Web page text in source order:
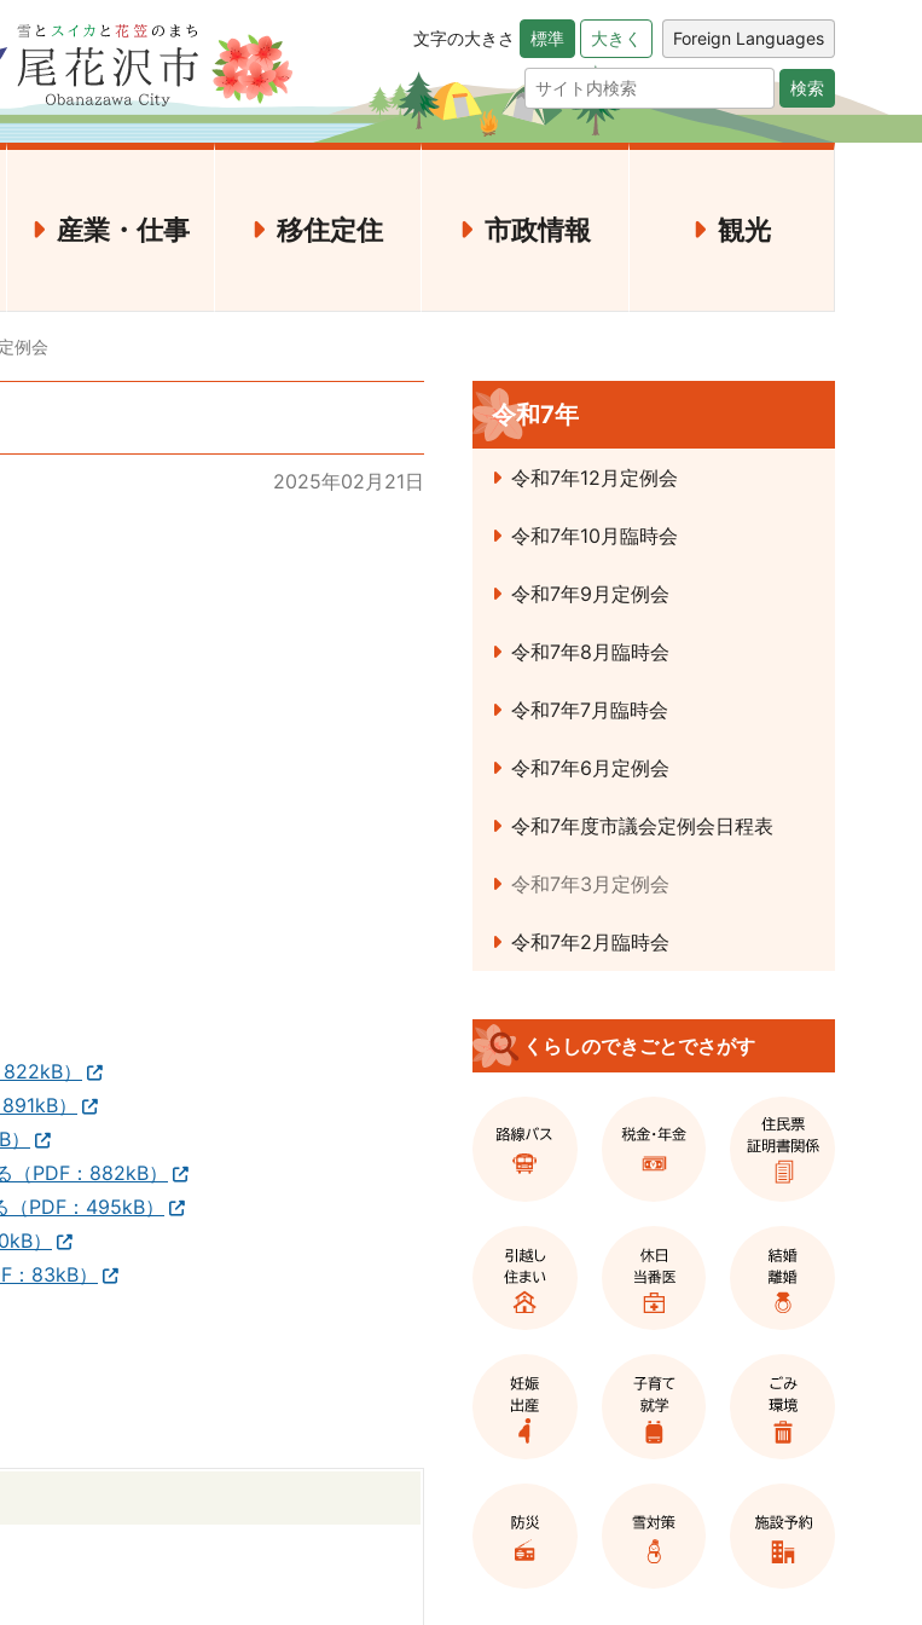
文字の大きさ 標準 大きく Foreign Languages
検索
産業・仕事 移住定住 市政情報 観光
例会
2025年02月21日
）
）
（PDF：882kB）
PDF：495kB）
）
83kB）
令和7年
令和7年12月定例会
令和7年10月臨時会
令和7年9月定例会
令和7年8月臨時会
令和7年7月臨時会
令和7年6月定例会
令和7年度市議会定例会日程表
令和7年3月定例会
令和7年2月臨時会
くらしのできごとでさがす